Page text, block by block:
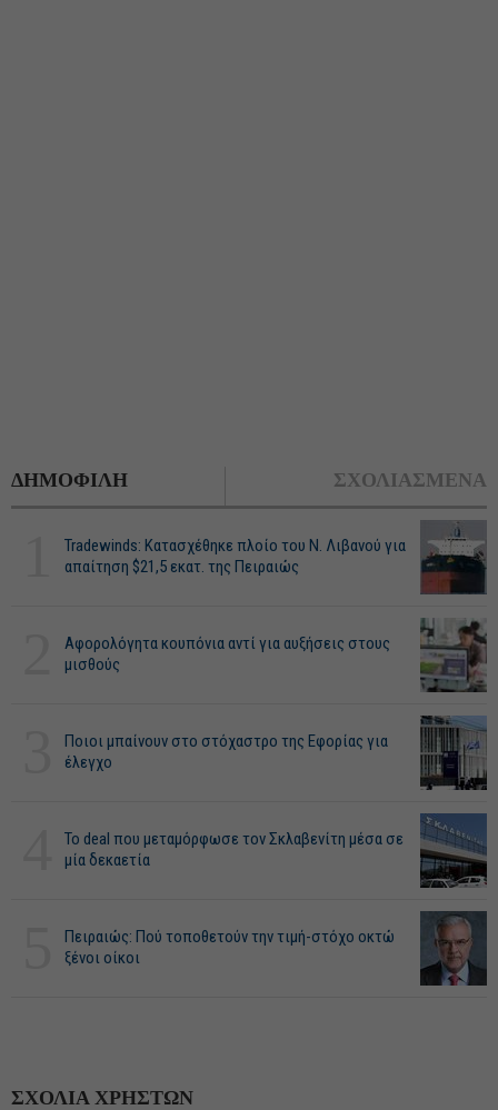
ΔΗΜΟΦΙΛΗ ΣΧΟΛΙΑΣΜΕΝΑ
Tradewinds: Κατασχέθηκε πλοίο του Ν. Λιβανού για
απαίτηση $21,5 εκατ. της Πειραιώς
Αφορολόγητα κουπόνια αντί για αυξήσεις στους
μισθούς
Ποιοι μπαίνουν στο στόχαστρο της Εφορίας για
έλεγχο
Το deal που μεταμόρφωσε τον Σκλαβενίτη μέσα σε
μία δεκαετία
Πειραιώς: Πού τοποθετούν την τιμή-στόχο οκτώ
ξένοι οίκοι
ΣΧΟΛΙΑ ΧΡΗΣΤΩΝ